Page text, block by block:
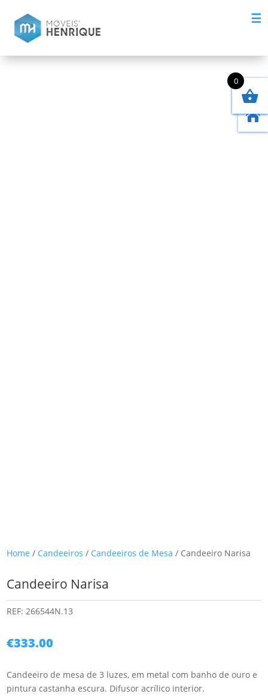
☰
Home / Candeeiros / Candeeiros de Mesa / Candeeiro Narisa
Candeeiro Narisa
REF:266544N.13
€333.00
Candeeiro de mesa de 3 luzes, em metal com banho de ouro e
pintura castanha escura. Difusor acrílico interior.

0